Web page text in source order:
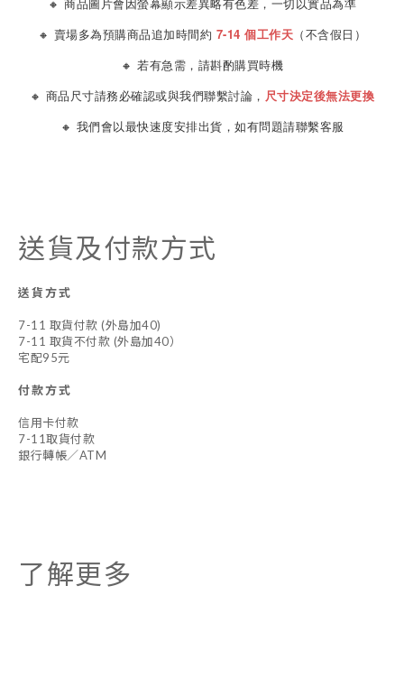
🔸 賣場多為預購商品追加時間約 7-14 個工作天 （不含假日）
🔸 若有急需，請斟酌購買時機
🔸 商品尺寸請務必確認或與我們聯繫討論， 尺寸決定後無法更換
🔸 我們會以最快速度安排出貨，如有問題請聯繫客服
送貨及付款方式
送貨方式
7-11 取貨付款 (外島加40)
7-11 取貨不付款 (外島加40）
宅配95元
付款方式
信用卡付款
7-11取貨付款
銀行轉帳／ATM
了解更多